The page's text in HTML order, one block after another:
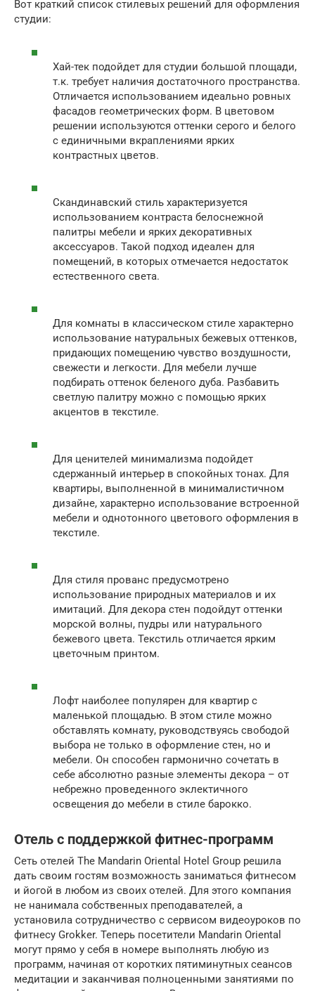
Вот краткий список стилевых решений для оформления
студии:
Хай-тек подойдет для студии большой площади,
т.к. требует наличия достаточного пространства.
Отличается использованием идеально ровных
фасадов геометрических форм. В цветовом
решении используются оттенки серого и белого
с единичными вкраплениями ярких
контрастных цветов.
Скандинавский стиль характеризуется
использованием контраста белоснежной
палитры мебели и ярких декоративных
аксессуаров. Такой подход идеален для
помещений, в которых отмечается недостаток
естественного света.
Для комнаты в классическом стиле характерно
использование натуральных бежевых оттенков,
придающих помещению чувство воздушности,
свежести и легкости. Для мебели лучше
подбирать оттенок беленого дуба. Разбавить
светлую палитру можно с помощью ярких
акцентов в текстиле.
Для ценителей минимализма подойдет
сдержанный интерьер в спокойных тонах. Для
квартиры, выполненной в минималистичном
дизайне, характерно использование встроенной
мебели и однотонного цветового оформления в
текстиле.
Для стиля прованс предусмотрено
использование природных материалов и их
имитаций. Для декора стен подойдут оттенки
морской волны, пудры или натурального
бежевого цвета. Текстиль отличается ярким
цветочным принтом.
Лофт наиболее популярен для квартир с
маленькой площадью. В этом стиле можно
обставлять комнату, руководствуясь свободой
выбора не только в оформление стен, но и
мебели. Он способен гармонично сочетать в
себе абсолютно разные элементы декора – от
небрежно проведенного эклектичного
освещения до мебели в стиле барокко.
Отель с поддержкой фитнес-программ
Сеть отелей The Mandarin Oriental Hotel Group решила
дать своим гостям возможность заниматься фитнесом
и йогой в любом из своих отелей. Для этого компания
не нанимала собственных преподавателей, а
установила сотрудничество с сервисом видеоуроков по
фитнесу Grokker. Теперь посетители Mandarin Oriental
могут прямо у себя в номере выполнять любую из
программ, начиная от коротких пятиминутных сеансов
медитации и заканчивая полноценными занятиями по